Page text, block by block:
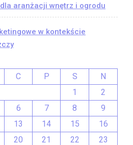
aranżacji wnętrz i ogrodu
w kontekście
C P S
N
1
2
6 7 8
9
13 14 15
16
20 21 22
23